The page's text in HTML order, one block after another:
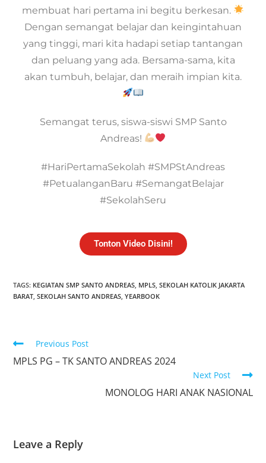
membuat hari pertama ini begitu berkesan.
Dengan semangat belajar dan keingintahuan
yang tinggi, mari kita hadapi setiap tantangan
dan peluang yang ada. Bersama-sama, kita
akan tumbuh, belajar, dan meraih impian kita.
Semangat terus, siswa-siswi SMP Santo
Andreas!
#HariPertamaSekolah #SMPStAndreas
#PetualanganBaru #SemangatBelajar
#SekolahSeru
Tonton Video Disini!
TAGS: KEGIATAN SMP SANTO ANDREAS MPLS SEKOLAH KATOLIK JAKARTA
BARAT SEKOLAH SANTO ANDREAS YEARBOOK
Previous Post
MPLS PG – TK SANTO ANDREAS 2024
Next Post
MONOLOG HARI ANAK NASIONAL
Leave a Reply